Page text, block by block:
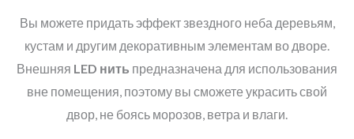
Вы можете придать эффект звездного неба деревьям,
кустам и другим декоративным элементам во дворе.
Внешняя LED нить предназначена для использования
вне помещения, поэтому вы сможете украсить свой
двор, не боясь морозов, ветра и влаги.